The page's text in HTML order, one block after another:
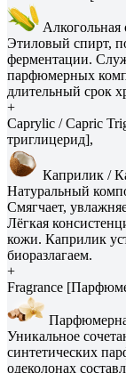
Алкогольная
Этиловый спирт,
ферментации.
парфюмерных
длительный срок
+
Caprylic / Capric
триглицерид],
Каприлик /
Натуральный
Смягчает,
Лёгкая
кожи. Каприлик
биоразлагаем.
+
Fragrance
Уникальное
синтетических
одеколонах